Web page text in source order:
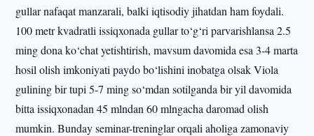
gullar nafaqat manzarali, balki iqtisodiy jihatdan ham foydali.
100 metr kvadratli issiqxonada gullar to‘g‘ri parvarishlansa 2.5
ming dona ko‘chat yetishtirish, mavsum davomida esa 3-4 marta
hosil olish imkoniyati paydo bo‘lishini inobatga olsak Viola
gulining bir tupi 5-7 ming so‘mdan sotilganda bir yil davomida
bitta issiqxonadan 45 mlndan 60 mlngacha daromad olish
mumkin. Bunday seminar-treninglar orqali aholiga zamonaviy